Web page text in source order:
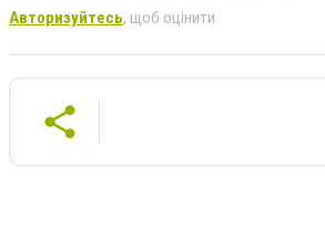
Авторизуйтесь, щоб оцінити